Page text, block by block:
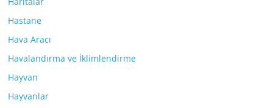
Hastane
Hava Aracı
Havalandırma ve İklimlendirme
Hayvan
Hayvanlar